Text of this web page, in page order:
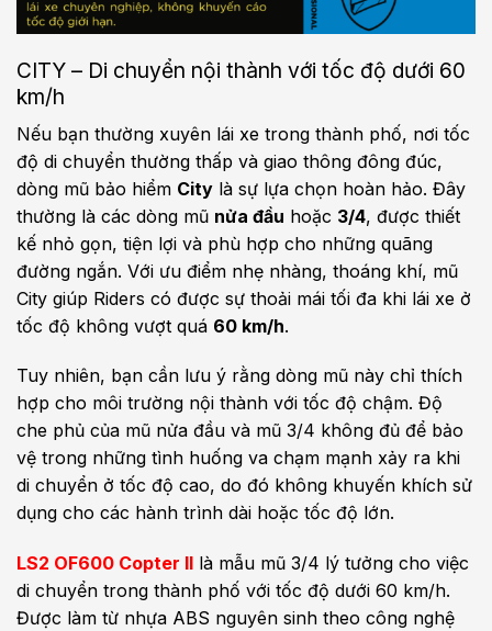
CITY – Di chuyển nội thành với tốc độ dưới 60
km/h
Nếu bạn thường xuyên lái xe trong thành phố, nơi tốc
độ di chuyển thường thấp và giao thông đông đúc,
dòng mũ bảo hiểm City là sự lựa chọn hoàn hảo. Đây
thường là các dòng mũ nửa đầu hoặc 3/4, được thiết
kế nhỏ gọn, tiện lợi và phù hợp cho những quãng
đường ngắn. Với ưu điểm nhẹ nhàng, thoáng khí, mũ
City giúp Riders có được sự thoải mái tối đa khi lái xe ở
tốc độ không vượt quá 60 km/h.
Tuy nhiên, bạn cần lưu ý rằng dòng mũ này chỉ thích
hợp cho môi trường nội thành với tốc độ chậm. Độ
che phủ của mũ nửa đầu và mũ 3/4 không đủ để bảo
vệ trong những tình huống va chạm mạnh xảy ra khi
di chuyển ở tốc độ cao, do đó không khuyến khích sử
dụng cho các hành trình dài hoặc tốc độ lớn.
LS2 OF600 Copter II là mẫu mũ 3/4 lý tưởng cho việc
di chuyển trong thành phố với tốc độ dưới 60 km/h.
Được làm từ nhựa ABS nguyên sinh theo công nghệ